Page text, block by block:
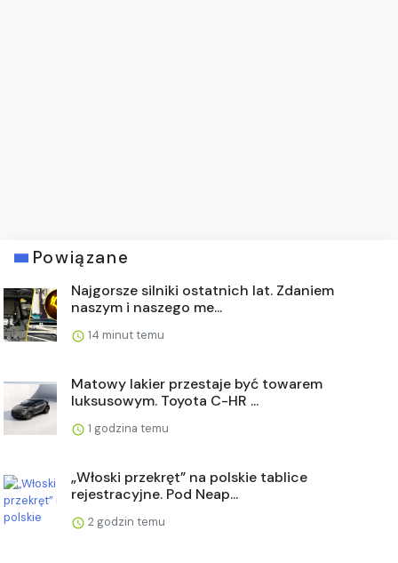
Powiązane
Najgorsze silniki ostatnich lat. Zdaniem
naszym i naszego me...
14 minut temu
Matowy lakier przestaje być towarem
luksusowym. Toyota C-HR ...
1 godzina temu
„Włoski przekręt” na polskie tablice
rejestracyjne. Pod Neap...
2 godzin temu